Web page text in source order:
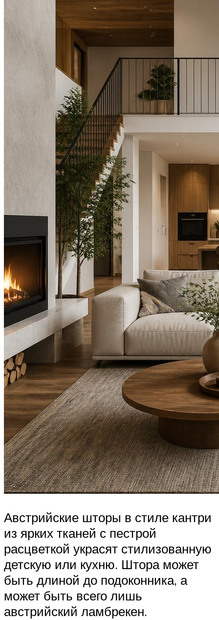
Австрийские шторы в стиле кантри
из ярких тканей с пестрой
расцветкой украсят стилизованную
детскую или кухню. Штора может
быть длиной до подоконника, а
может быть всего лишь
австрийский ламбрекен.